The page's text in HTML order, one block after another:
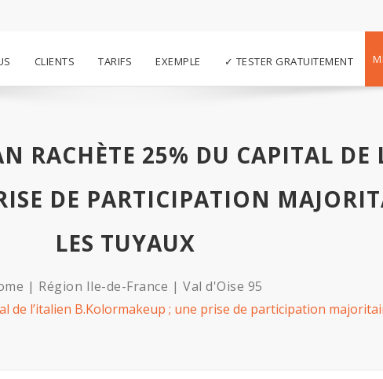
CLIENTS TARIFS EXEMPLE ✓ TESTER GRATUITEMENT
RACHÈTE 25% DU CAPITAL DE
DE PARTICIPATION
LES TUYAUX
Région Ile-de-France
Val d'Oise 95
de l’italien B.Kolormakeup ; une prise de participation